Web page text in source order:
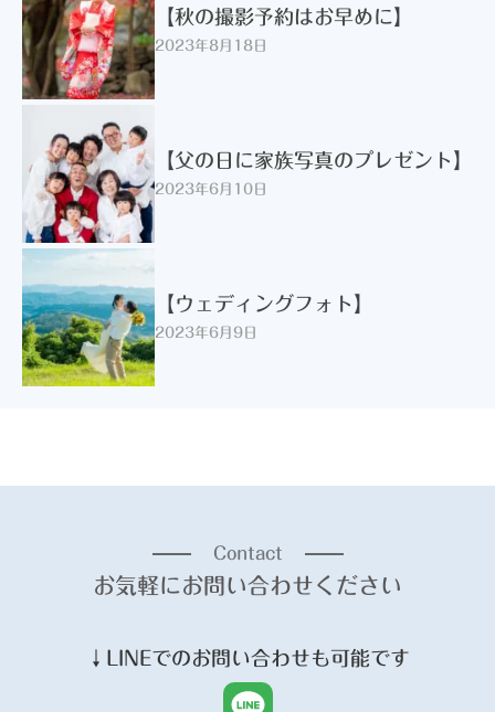
【秋の撮影予約はお早めに】
2023年8月18日
【父の日に家族写真のプレゼント】
2023年6月10日
【ウェディングフォト】
2023年6月9日
Contact
お気軽にお問い合わせください
↓ LINEでのお問い合わせも可能です